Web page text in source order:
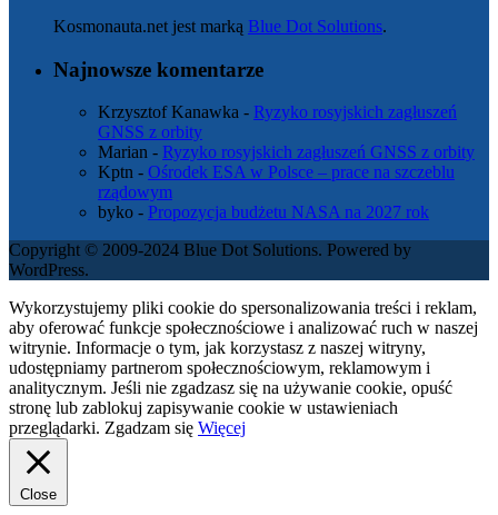
Kosmonauta.net jest marką Blue Dot Solutions.
Najnowsze komentarze
Krzysztof Kanawka - Ryzyko rosyjskich zagłuszeń
GNSS z orbity
Marian - Ryzyko rosyjskich zagłuszeń GNSS z orbity
Kptn - Ośrodek ESA w Polsce – prace na szczeblu
rządowym
byko - Propozycja budżetu NASA na 2027 rok
Copyright © 2009-2024 Blue Dot Solutions. Powered by
WordPress.
Wykorzystujemy pliki cookie do spersonalizowania treści i reklam,
aby oferować funkcje społecznościowe i analizować ruch w naszej
witrynie. Informacje o tym, jak korzystasz z naszej witryny,
udostępniamy partnerom społecznościowym, reklamowym i
analitycznym. Jeśli nie zgadzasz się na używanie cookie, opuść
stronę lub zablokuj zapisywanie cookie w ustawieniach
przeglądarki. Zgadzam się Więcej
Close